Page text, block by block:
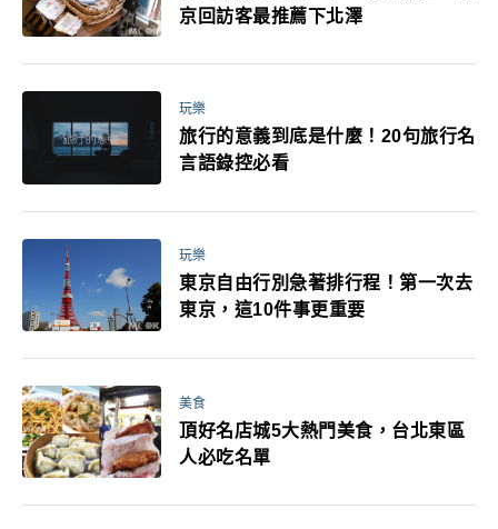
京回訪客最推薦下北澤
玩樂
旅行的意義到底是什麼！20句旅行名
言語錄控必看
玩樂
東京自由行別急著排行程！第一次去
東京，這10件事更重要
美食
頂好名店城5大熱門美食，台北東區
人必吃名單